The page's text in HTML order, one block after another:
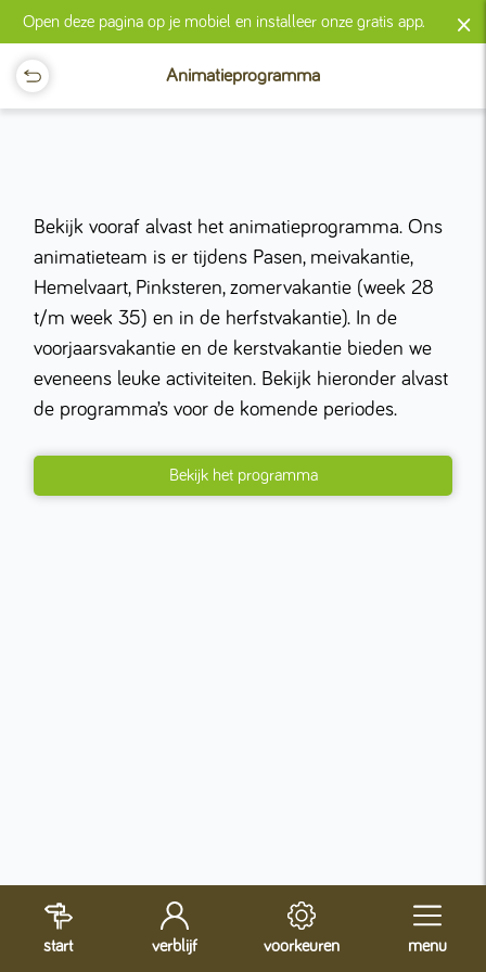
Open deze pagina op je mobiel en installeer onze gratis app. ×
Animatieprogramma
Bekijk vooraf alvast het animatieprogramma. Ons
animatieteam is er tijdens Pasen, meivakantie,
Hemelvaart, Pinksteren, zomervakantie (week 28
t/m week 35) en in de herfstvakantie). In de
voorjaarsvakantie en de kerstvakantie bieden we
eveneens leuke activiteiten. Bekijk hieronder alvast
de programma’s voor de komende periodes.
Bekijk het programma
start verblijf voorkeuren menu